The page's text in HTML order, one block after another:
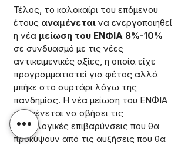
Τέλος, το καλοκαίρι του επόμενου
έτους αναμένεται να ενεργοποιηθεί
η νέα μείωση του ΕΝΦΙΑ 8%-10%
σε συνδυασμό με τις νέες
αντικειμενικές αξίες, η οποία είχε
προγραμματιστεί για φέτος αλλά
μπήκε στο συρτάρι λόγω της
πανδημίας. Η νέα μείωση του ΕΝΦΙΑ
αναμένεται να σβήσει τις
φορολογικές επιβαρύνσεις που θα
προκύψουν από τις αυξήσεις που θα